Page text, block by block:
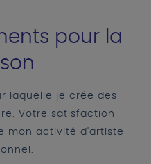
pour la
laquelle je crée des
Votre satisfaction
mon activité d'artiste